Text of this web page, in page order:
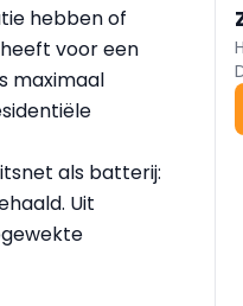
hebben of
voor een
maximaal
als batterij:
Uit